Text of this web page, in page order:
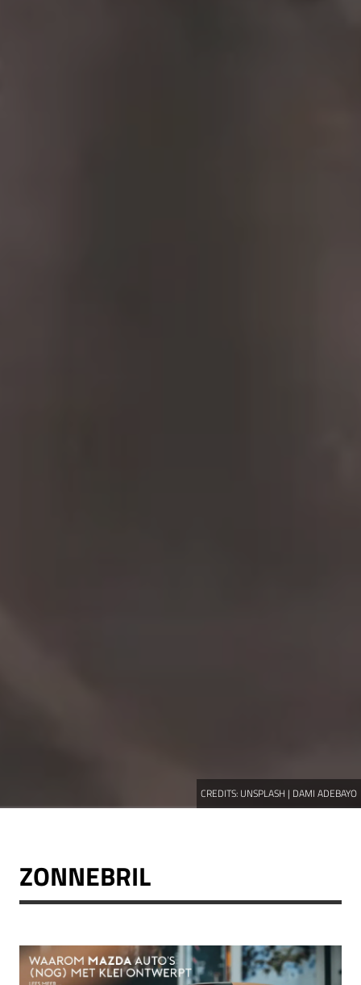
CREDITS: UNSPLASH | DAMI ADEBAYO
ZONNEBRIL